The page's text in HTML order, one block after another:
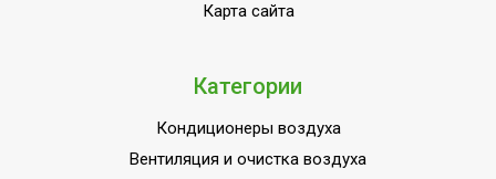
Карта сайта
Категории
Кондиционеры воздуха
Вентиляция и очистка воздуха